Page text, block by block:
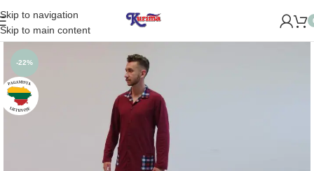
Skip to navigation
Skip to main content
NAUJĄ PARDUOTUVĘ ŽVĖRYNE (SĖLIŲ G. 29
-22%